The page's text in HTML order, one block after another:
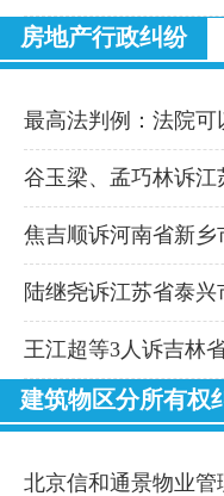
房地产行政纠纷
最高法判例：法院
谷玉梁、孟巧林诉
焦吉顺诉河南省新
陆继尧诉江苏省泰
王江超等3人诉吉林
建筑物区分所有权
北京信和通景物业